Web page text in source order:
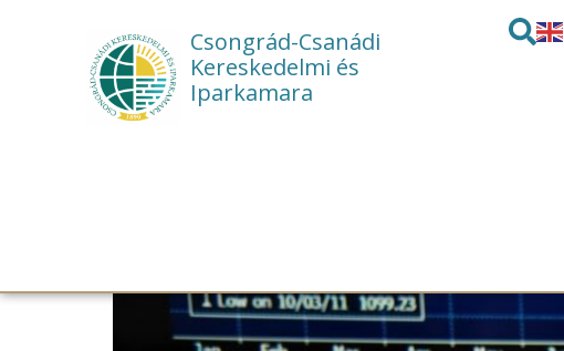
Csongrád-Csanádi
Kereskedelmi és
Iparkamara